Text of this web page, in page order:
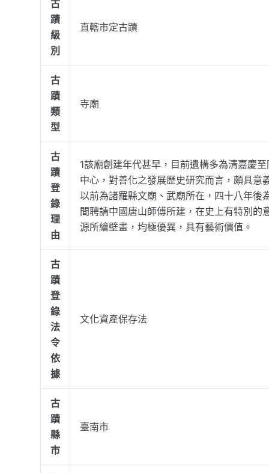
古
蹟
級
別
直轄市定古蹟
古
蹟
類
型
寺廟
古
蹟
登
錄
理
由
1該廟創建年代甚早，目前遺構多為清嘉慶
中心，對善化之發展歷史研究而言，頗具
以前為諸羅縣文廟、武廟所在，四十八年
間聘請中國唐山師傅所建，在史上有特別
源所繪壁畫，均極優異，具有藝術價值。
古
蹟
登
錄
法
令
依
據
文化資產保存法
古
蹟
縣
市
臺南市